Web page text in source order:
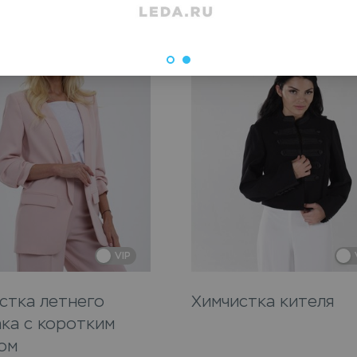
VIP
летнего
с коротким
Химчистка кителя